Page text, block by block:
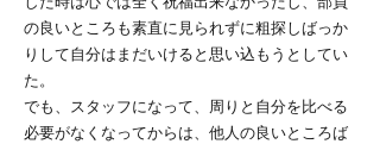
の良いところも素直に見られずに粗探しばっか
りして自分はまだいけると思い込もうとしてい
た。
でも、スタッフになって、周りと自分を比べる
必要がなくなってからは、他人の良いところば